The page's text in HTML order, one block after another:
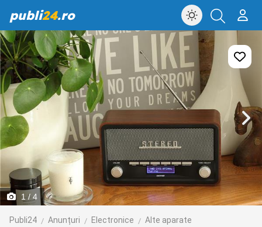
publi24.ro
1 / 4
Publi24 Anunțuri Electronice Alte aparate